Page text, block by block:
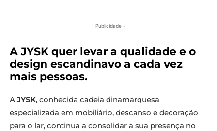
- Publicidade -
A JYSK quer levar a qualidade e o
design escandinavo a cada vez
mais pessoas.
A JYSK, conhecida cadeia dinamarquesa
especializada em mobiliário, descanso e decoração
para o lar, continua a consolidar a sua presença no